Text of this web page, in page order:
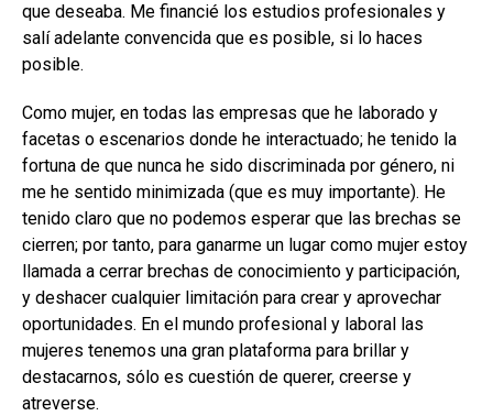
que deseaba. Me financié los estudios profesionales y
salí adelante convencida que es posible, si lo haces
posible.
Como mujer, en todas las empresas que he laborado y
facetas o escenarios donde he interactuado; he tenido la
fortuna de que nunca he sido discriminada por género, ni
me he sentido minimizada (que es muy importante). He
tenido claro que no podemos esperar que las brechas se
cierren; por tanto, para ganarme un lugar como mujer estoy
llamada a cerrar brechas de conocimiento y participación,
y deshacer cualquier limitación para crear y aprovechar
oportunidades. En el mundo profesional y laboral las
mujeres tenemos una gran plataforma para brillar y
destacarnos, sólo es cuestión de querer, creerse y
atreverse.